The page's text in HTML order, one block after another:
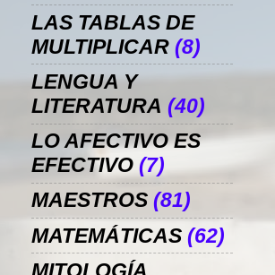
LAS TABLAS DE
MULTIPLICAR (8)
LENGUA Y
LITERATURA (40)
LO AFECTIVO ES
EFECTIVO (7)
MAESTROS (81)
MATEMÁTICAS (62)